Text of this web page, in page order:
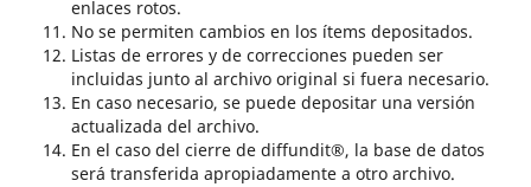
enlaces rotos.
No se permiten cambios en los ítems depositados.
Listas de errores y de correcciones pueden ser
incluidas junto al archivo original si fuera necesario.
En caso necesario, se puede depositar una versión
actualizada del archivo.
En el caso del cierre de diffundit®, la base de datos
será transferida apropiadamente a otro archivo.